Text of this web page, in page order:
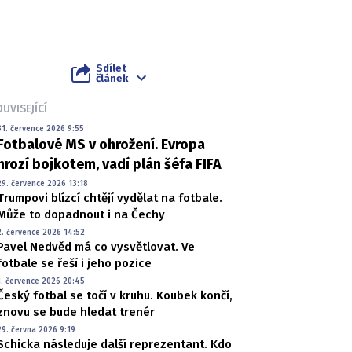
Sdílet
článek
července 2026 9:55
MS v ohrožení. Evropa
bojkotem, vadí plán šéfa FIFA
července 2026 13:18
blízcí chtějí vydělat na fotbale.
to dopadnout i na Čechy
července 2026 14:52
Nedvěd má co vysvětlovat. Ve
se řeší i jeho pozice
července 2026 20:45
fotbal se točí v kruhu. Koubek končí,
se bude hledat trenér
června 2026 9:19
následuje další reprezentant. Kdo